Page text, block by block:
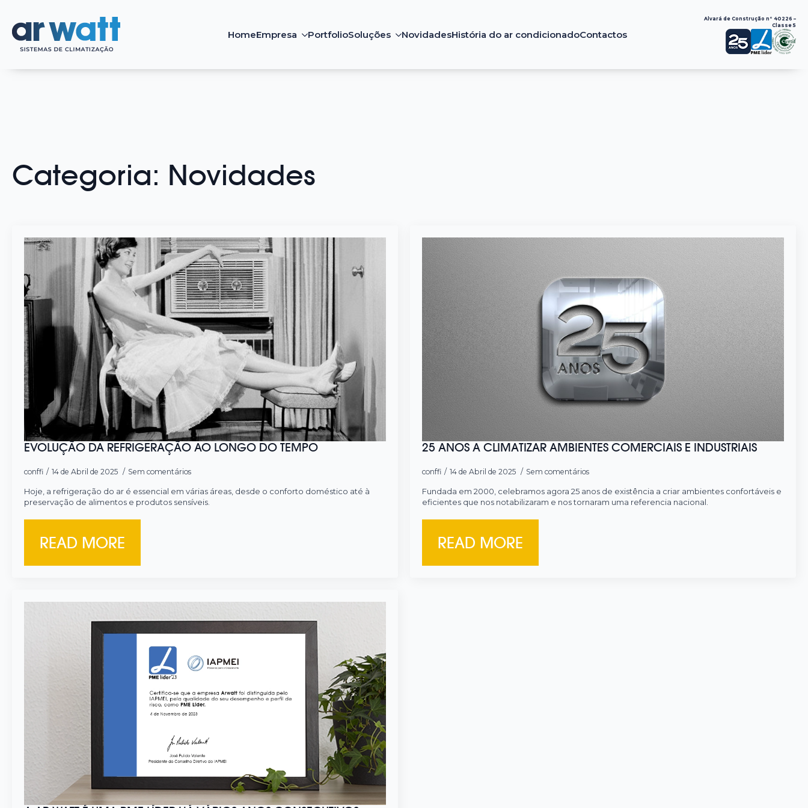
HomeEmpresa PortfolioSoluções NovidadesHistória do ar condicionadoContactos
Alvará de Construção nº 40226 –
Classe 5
Categoria: Novidades
EVOLUÇÃO DA REFRIGERAÇÃO AO LONGO DO TEMPO
conffi 14 de Abril de 2025 Sem comentários
Hoje, a refrigeração do ar é essencial em várias áreas, desde o conforto doméstico até à
preservação de alimentos e produtos sensíveis.
READ MORE
25 ANOS A CLIMATIZAR AMBIENTES COMERCIAIS E INDUSTRIAIS
conffi 14 de Abril de 2025 Sem comentários
Fundada em 2000, celebramos agora 25 anos de existência a criar ambientes confortáveis e
eficientes que nos notabilizaram e nos tornaram uma referencia nacional.
READ MORE